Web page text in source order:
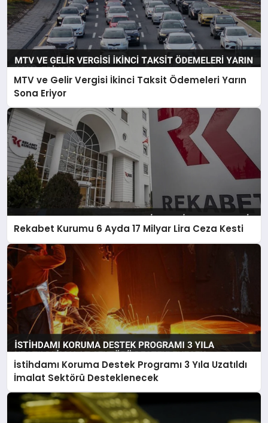
MTV ve Gelir Vergisi İkinci Taksit Ödemeleri Yarın
Sona Eriyor
Rekabet Kurumu 6 Ayda 17 Milyar Lira Ceza Kesti
İstihdamı Koruma Destek Programı 3 Yıla Uzatıldı
İmalat Sektörü Desteklenecek